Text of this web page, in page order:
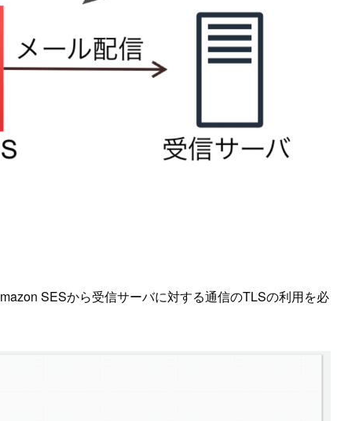
SESから受信サーバに対する通信のTLSの利用を必